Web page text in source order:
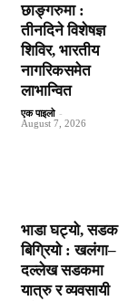
छाङ्गरुमा :
तीनदिने विशेषज्ञ
शिविर, भारतीय
नागरिकसमेत
लाभान्वित
एक पाइलो -
August 7, 2026
भाडा घट्यो, सडक
बिग्रियो : खलंगा–
दल्लेख सडकमा
यात्रु र व्यवसायी